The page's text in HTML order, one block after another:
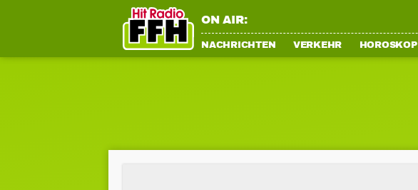
ON AIR:
NACHRICHTEN VERKEHR HOROSKOP